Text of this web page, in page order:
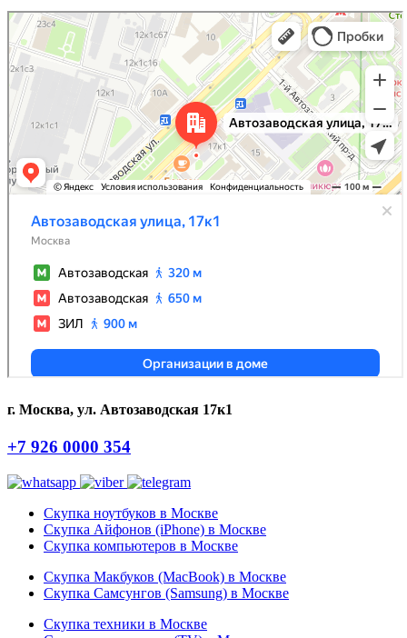
г. Москва, ул. Автозаводская 17к1
+7 926 0000 354
Скупка ноутбуков в Москве
Скупка Айфонов (iPhone) в Москве
Скупка компьютеров в Москве
Скупка Макбуков (MacBook) в Москве
Скупка Самсунгов (Samsung) в Москве
Скупка техники в Москве